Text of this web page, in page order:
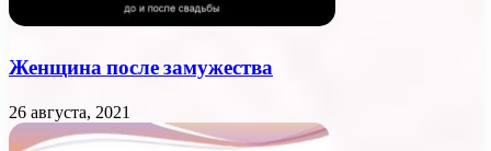
Женщина после замужества
26 августа, 2021